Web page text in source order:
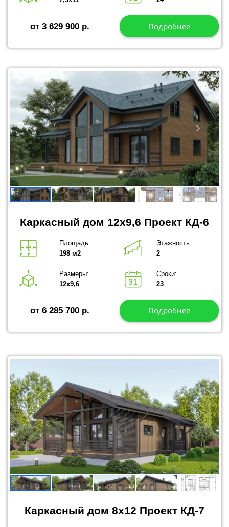
от 3 629 900 р. Подробнее
Каркасный дом 12x9,6 Проект КД-6
Площадь:
198 м2
Этажность:
2
Размеры:
12х9,6
Сроки:
23
от 6 285 700 р. Подробнее
Каркасный дом 8x12 Проект КД-7